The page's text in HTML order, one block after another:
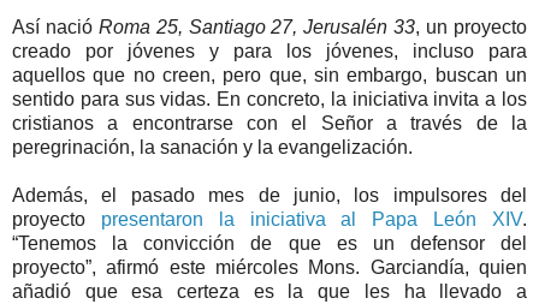
Así nació Roma 25, Santiago 27, Jerusalén 33, un proyecto
creado por jóvenes y para los jóvenes, incluso para
aquellos que no creen, pero que, sin embargo, buscan un
sentido para sus vidas. En concreto, la iniciativa invita a los
cristianos a encontrarse con el Señor a través de la
peregrinación, la sanación y la evangelización.
Además, el pasado mes de junio, los impulsores del
proyecto presentaron la iniciativa al Papa León XIV.
“Tenemos la convicción de que es un defensor del
proyecto”, afirmó este miércoles Mons. Garciandía, quien
añadió que esa certeza es la que les ha llevado a